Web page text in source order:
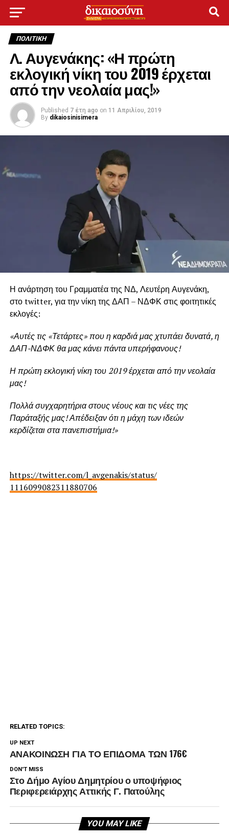
ΠΟΛΙΤΙΚΉ
Λ. Αυγενάκης: «Η πρώτη
εκλογική νίκη του 2019 έρχεται
από την νεολαία μας!»
Published 7 έτη ago on 11 Απριλίου, 2019
By dikaiosinisimera
Η ανάρτηση του Γραμματέα της ΝΔ, Λευτέρη Αυγενάκη,
στο twitter, για την νίκη της ΔΑΠ – ΝΔΦΚ στις φοιτητικές
εκλογές:
«Αυτές τις «Τετάρτες» που η καρδιά μας χτυπάει δυνατά, η
ΔΑΠ-ΝΔΦΚ θα μας κάνει πάντα υπερήφανους!
Η πρώτη εκλογική νίκη του 2019 έρχεται από την νεολαία
μας!
Πολλά συγχαρητήρια στους νέους και τις νέες της
Παράταξής μας! Απέδειξαν ότι η μάχη των ιδεών
κερδίζεται στα πανεπιστήμια!»
https://twitter.com/l_ avgenakis/status/
1116099082311880706
RELATED TOPICS:
UP NEXT
ΑΝΑΚΟΙΝΩΣΗ ΓΙΑ ΤΟ ΕΠΙΔΟΜΑ ΤΩΝ 176€
DON'T MISS
Στο Δήμο Αγίου Δημητρίου ο υποψήφιος
Περιφερειάρχης Αττικής Γ. Πατούλης
YOU MAY LIKE